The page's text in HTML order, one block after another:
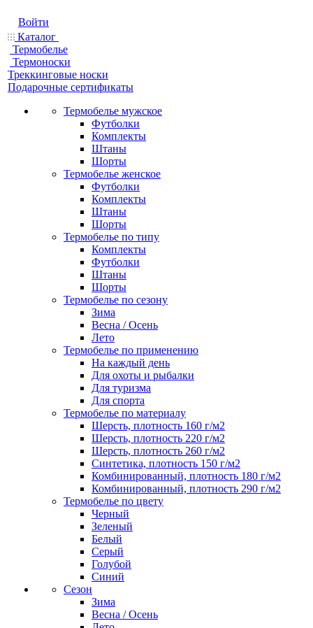
Войти
Каталог
Термобелье
Термоноски
Треккинговые носки
Подарочные сертификаты
Термобелье мужское
Футболки
Комплекты
Штаны
Шорты
Термобелье женское
Футболки
Комплекты
Штаны
Шорты
Термобелье по типу
Комплекты
Футболки
Штаны
Шорты
Термобелье по сезону
Зима
Весна / Осень
Лето
Термобелье по применению
На каждый день
Для охоты и рыбалки
Для туризма
Для спорта
Термобелье по материалу
Шерсть, плотность 160 г/м2
Шерсть, плотность 220 г/м2
Шерсть, плотность 260 г/м2
Синтетика, плотность 150 г/м2
Комбинированный, плотность 180 г/м2
Комбинированный, плотность 290 г/м2
Термобелье по цвету
Черный
Зеленый
Белый
Серый
Голубой
Синий
Сезон
Зима
Весна / Осень